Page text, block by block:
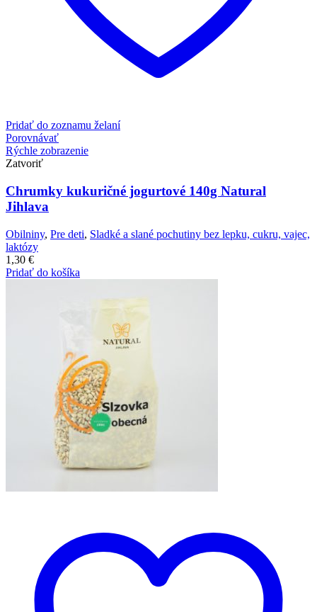
Pridať do zoznamu želaní
Porovnávať
Rýchle zobrazenie
Zatvoriť
Chrumky kukuričné jogurtové 140g Natural
Jihlava
Obilniny, Pre deti, Sladké a slané pochutiny bez lepku, cukru, vajec,
laktózy
1,30 €
Pridať do košíka